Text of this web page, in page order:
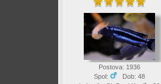
Postova: 1936
Spol:
Dob: 48